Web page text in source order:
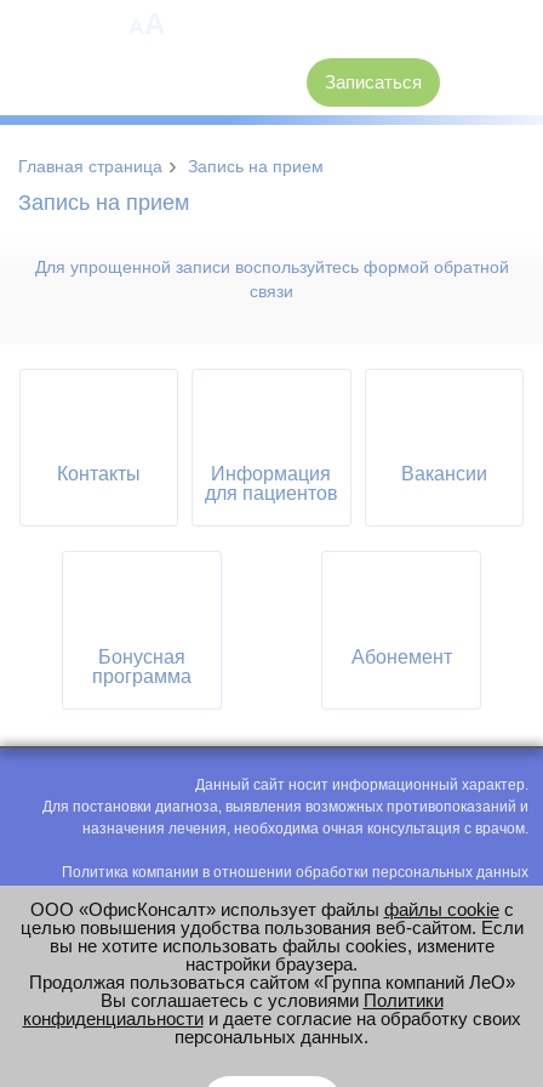
Записаться
Главная страница › Запись на прием
Запись на прием
Для упрощенной записи воспользуйтесь формой обратной
связи
Контакты
Информация
для пациентов
Вакансии
Бонусная
программа
Абонемент
Данный сайт носит информационный характер.
Для постановки диагноза, выявления возможных противопоказаний и
назначения лечения, необходима очная консультация с врачом.
Политика компании в отношении обработки персональных данных
Соглашение на обработку персональных данных
Оценка труда
e-mail:office@modus-leo.ru
ООО «ОфисКонсалт» использует файлы файлы cookieс
целью повышения удобства пользования веб-сайтом. Если
вы не хотите использовать файлы cookies, измените
настройки браузера.
Продолжая пользоваться сайтом «Группа компаний ЛеО»
Вы соглашаетесь с условиями Политики
конфиденциальностии даете согласие на обработку своих
персональных данных.